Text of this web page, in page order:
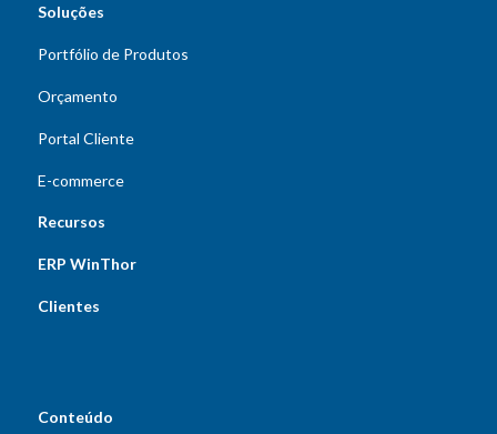
Soluções
Portfólio de Produtos
Orçamento
Portal Cliente
E-commerce
Recursos
ERP WinThor
Clientes
Conteúdo